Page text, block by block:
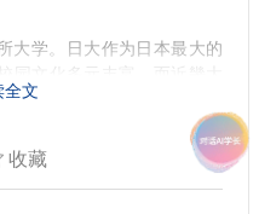
畿大学虽然位于日本的优质
带。而大阪大学则处于繁华
更加便利。学生在选择读书
便利性以及周围的文化氛
体验。
大学。日大作为日本最大的
园文化多元丰富。而近畿大
受青睐，尤其是在商业类专
全文
收藏